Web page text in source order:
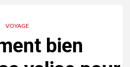
VOYAGE
bien